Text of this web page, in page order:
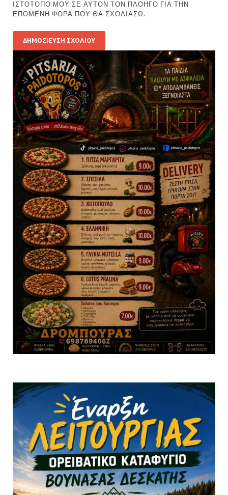
ΙΣΤΌΤΟΠΟ ΜΟΥ ΣΕ ΑΥΤΌΝ ΤΟΝ ΠΛΟΗΓΌ ΓΙΑ ΤΗΝ
ΕΠΌΜΕΝΗ ΦΟΡΆ ΠΟΥ ΘΑ ΣΧΟΛΙΆΣΩ.